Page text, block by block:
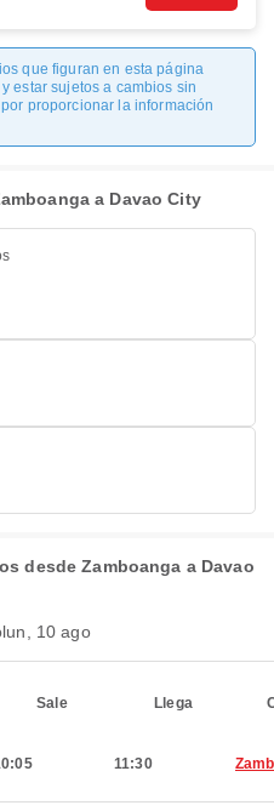
que figuran en esta página
estar sujetos a cambios sin
proporcionar la información
a Davao City
desde Zamboanga a Davao
lun, 10 ago
Sale Llega
11:30